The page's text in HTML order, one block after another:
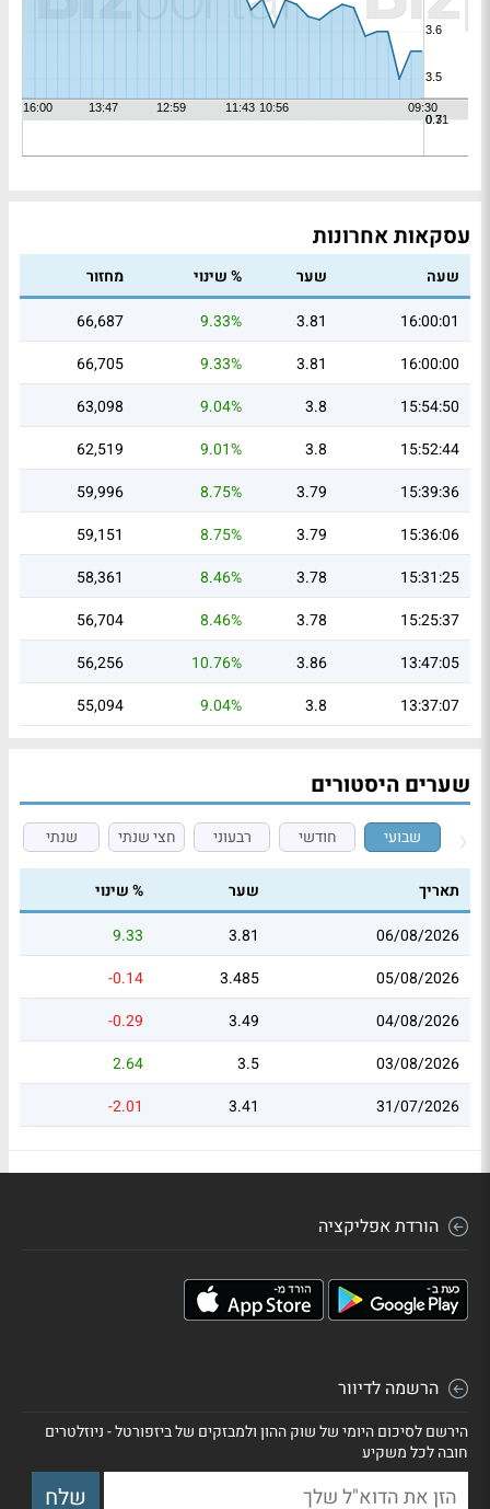
עסקאות אחרונות
שעה שער % שינוי
מחזור
16:00:01
3.81
9.33%
66,687
16:00:00
3.81
9.33%
66,705
15:54:50
3.8
9.04%
63,098
15:52:44
3.8
9.01%
62,519
15:39:36
3.79
8.75%
59,996
15:36:06
3.79
8.75%
59,151
15:31:25
3.78
8.46%
58,361
15:25:37
3.78
8.46%
56,704
13:47:05
3.86
10.76%
56,256
13:37:07
3.8
9.04%
55,094
שערים היסטורים
שבועי חודשי רבעוני חצי שנתי שנתי
תאריך שער
% שינוי
06/08/2026
3.81
9.33
05/08/2026
3.485
-0.14
04/08/2026
3.49
-0.29
03/08/2026
3.5
2.64
31/07/2026
3.41
-2.01
הורדת אפליקציה
הרשמה לדיוור
הירשם לסיכום היומי של שוק ההון ולמבזקים של ביזפורטל - ניוזלטרים
חובה לכל משקיע